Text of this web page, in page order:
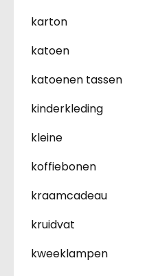
karton
katoen
katoenen tassen
kinderkleding
kleine
koffiebonen
kraamcadeau
kruidvat
kweeklampen